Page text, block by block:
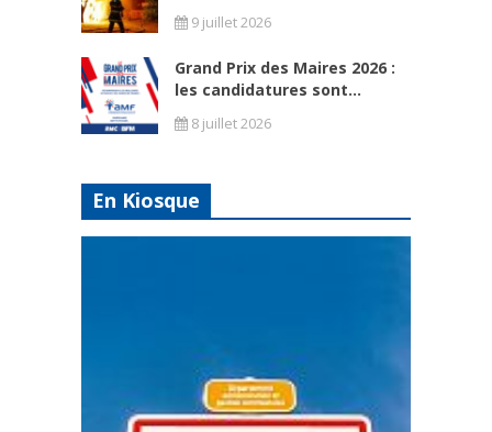
9 juillet 2026
Grand Prix des Maires 2026 :
les candidatures sont...
8 juillet 2026
En Kiosque